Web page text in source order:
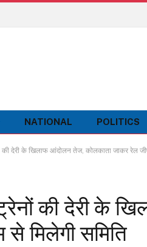
NATIONAL POLITICS
देरी के खिलाफ आंदोलन तेज, कोलकाता जाकर रेल
की देरी के
मिलेगी समिति